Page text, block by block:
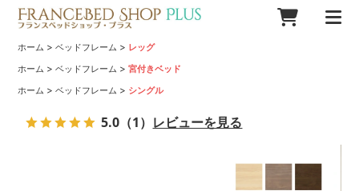
ホーム >ベッドフレーム > レッグ
ホーム >ベッドフレーム >宮付きベッド
ホーム >ベッドフレーム > シングル
5.0 （1） レビューを見る